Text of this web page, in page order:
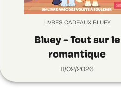
LIVRES CADEAUX BLUEY
Bluey - Tout sur le
romantique
11/02/2026